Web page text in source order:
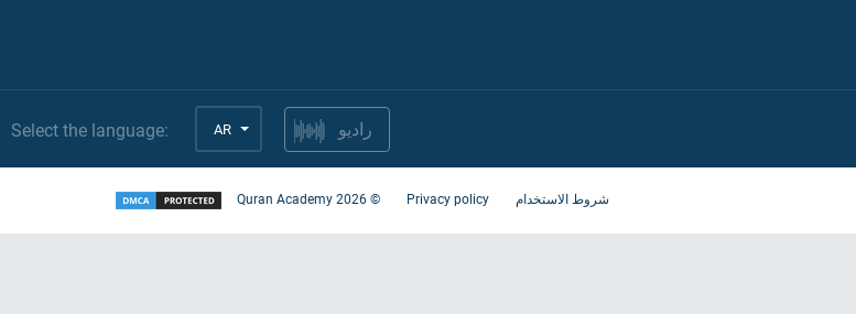
Select the language: AR راديو
شروط الاستخدام Privacy policy
©
2026